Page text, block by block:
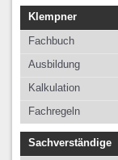
Klempner
Fachbuch
Ausbildung
Kalkulation
Fachregeln
Sachverständige